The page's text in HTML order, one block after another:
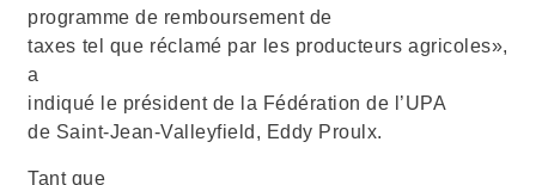
programme de remboursement de
taxes tel que réclamé par les producteurs agricoles»,
a
indiqué le président de la Fédération de l’UPA
de Saint-Jean-Valleyfield, Eddy Proulx.
Tant que